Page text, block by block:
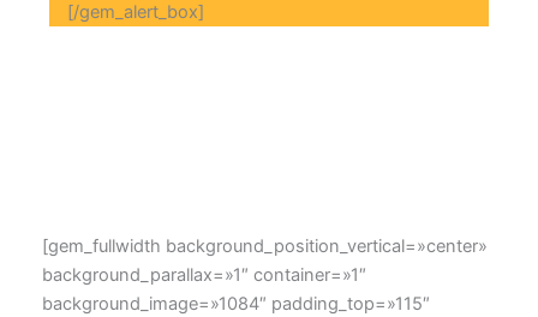
[/gem_alert_box]
[gem_fullwidth background_position_vertical=»center»
background_parallax=»1″ container=»1″
background_image=»1084″ padding_top=»115″